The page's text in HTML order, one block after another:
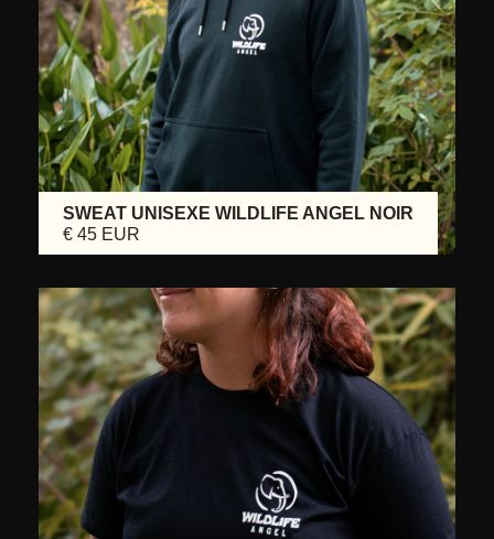
SWEAT UNISEXE WILDLIFE ANGEL NOIR
€ 45 EUR